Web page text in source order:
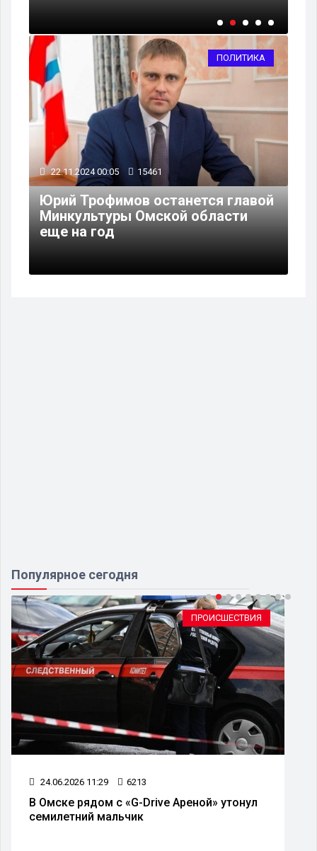
ПОЛИТИКА
22.11.2024 00:05 15461
Юрий Трофимов останется главой
Минкультуры Омской области
еще на год
Популярное сегодня
ПРОИСШЕСТВИЯ
24.06.2026 11:29 6213
В Омске рядом с «G-Drive Ареной» утонул
семилетний мальчик